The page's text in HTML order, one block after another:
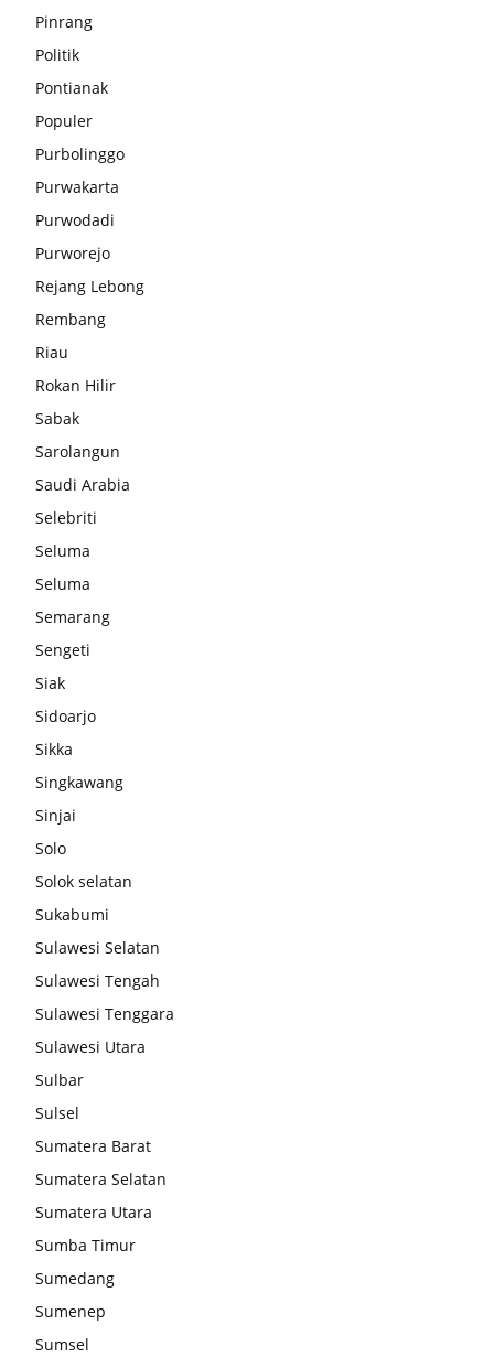
Pinrang
Politik
Pontianak
Populer
Purbolinggo
Purwakarta
Purwodadi
Purworejo
Rejang Lebong
Rembang
Riau
Rokan Hilir
Sabak
Sarolangun
Saudi Arabia
Selebriti
Seluma
Seluma
Semarang
Sengeti
Siak
Sidoarjo
Sikka
Singkawang
Sinjai
Solo
Solok selatan
Sukabumi
Sulawesi Selatan
Sulawesi Tengah
Sulawesi Tenggara
Sulawesi Utara
Sulbar
Sulsel
Sumatera Barat
Sumatera Selatan
Sumatera Utara
Sumba Timur
Sumedang
Sumenep
Sumsel